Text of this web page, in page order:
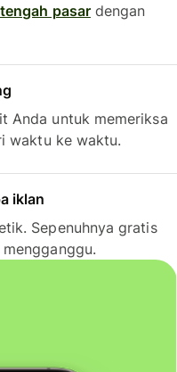
pasardengan
Anda untuk memeriksa
waktu ke waktu.
iklan
Sepenuhnya gratis